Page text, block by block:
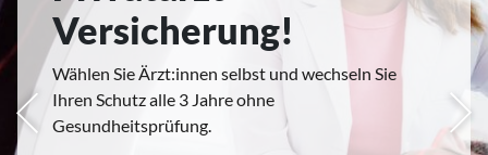
Versicherung!
Wählen Sie Ärzt:innen selbst und wechseln Sie
Ihren Schutz alle 3 Jahre ohne
Gesundheitsprüfung.